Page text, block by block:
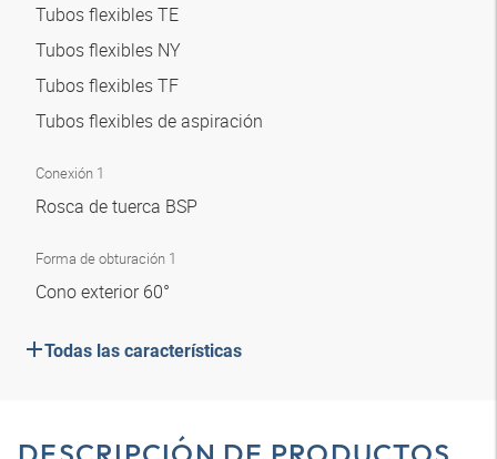
Tubos flexibles TE
Tubos flexibles NY
Tubos flexibles TF
Tubos flexibles de aspiración
Conexión 1
Rosca de tuerca BSP
Forma de obturación 1
Cono exterior 60°
Todas las características